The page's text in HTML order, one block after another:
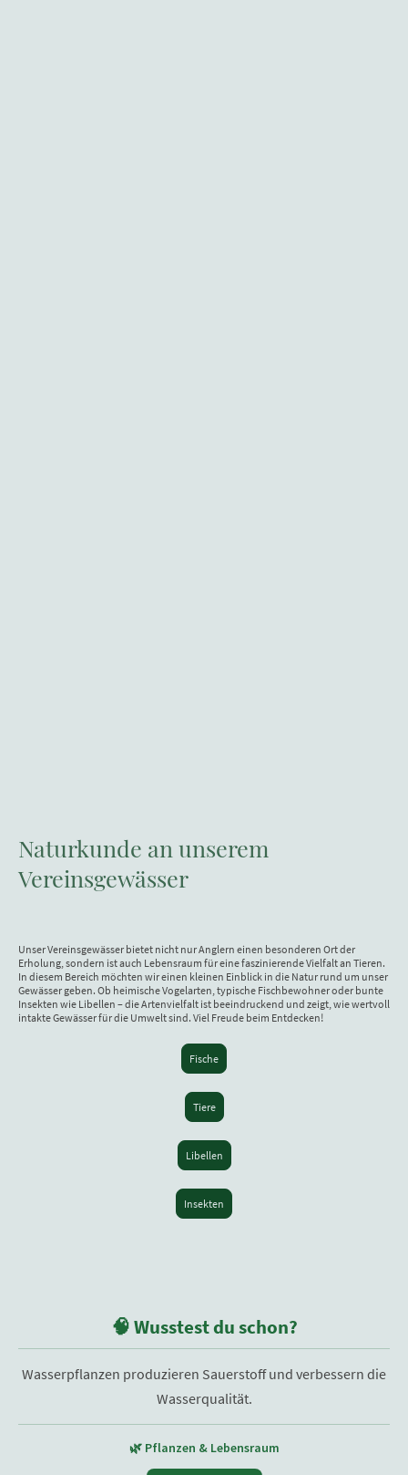
Naturkunde an unserem
Vereinsgewässer
Unser Vereinsgewässer bietet nicht nur Anglern einen besonderen Ort der
Erholung, sondern ist auch Lebensraum für eine faszinierende Vielfalt an Tieren.
In diesem Bereich möchten wir einen kleinen Einblick in die Natur rund um unser
Gewässer geben. Ob heimische Vogelarten, typische Fischbewohner oder bunte
Insekten wie Libellen – die Artenvielfalt ist beeindruckend und zeigt, wie wertvoll
intakte Gewässer für die Umwelt sind. Viel Freude beim Entdecken!
Fische
Tiere
Libellen
Insekten
🧠 Wusstest du schon?
Wasserpflanzen produzieren Sauerstoff und verbessern die
Wasserqualität.
🌿 Pflanzen & Lebensraum